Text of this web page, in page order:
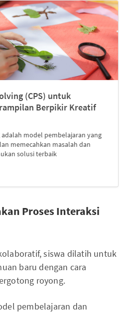
(CPS) untuk
Berpikir Kreatif
model pembelajaran yang
memecahkan masalah dan
solusi terbaik
Proses Interaksi
siswa dilatih untuk
baru dengan cara
royong.
pembelajaran dan